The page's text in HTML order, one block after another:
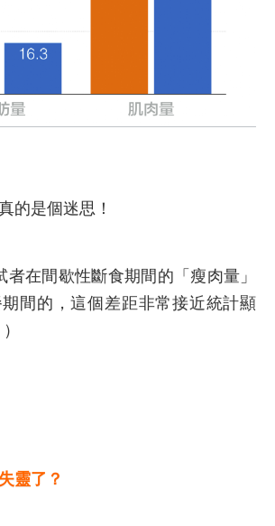
的是個迷思！
者在間歇性斷食期間的「瘦肉量」
間的，這個差距非常接近統計顯
靈了？